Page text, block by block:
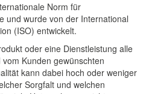
Norm für
und wurde von der International
(ISO) entwickelt.
oder eine Dienstleistung alle
Kunden gewünschten
kann dabei hoch oder weniger
Sorgfalt und welchen